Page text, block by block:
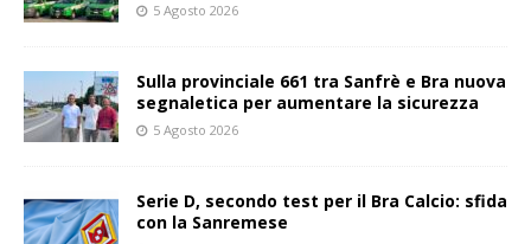
5 Agosto 2026
Sulla provinciale 661 tra Sanfrè e Bra nuova
segnaletica per aumentare la sicurezza
5 Agosto 2026
Serie D, secondo test per il Bra Calcio: sfida
con la Sanremese